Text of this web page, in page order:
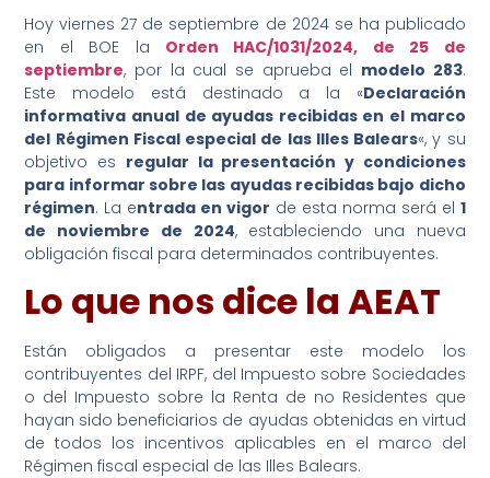
Hoy viernes 27 de septiembre de 2024 se ha publicado
en el BOE la Orden HAC/1031/2024, de 25 de
septiembre, por la cual se aprueba el modelo 283.
Este modelo está destinado a la «Declaración
informativa anual de ayudas recibidas en el marco
del Régimen Fiscal especial de las Illes Balears«, y su
objetivo es regular la presentación y condiciones
para informar sobre las ayudas recibidas bajo dicho
régimen. La entrada en vigor de esta norma será el 1
de noviembre de 2024, estableciendo una nueva
obligación fiscal para determinados contribuyentes.
Lo que nos dice la AEAT
Están obligados a presentar este modelo los
contribuyentes del IRPF, del Impuesto sobre Sociedades
o del Impuesto sobre la Renta de no Residentes que
hayan sido beneficiarios de ayudas obtenidas en virtud
de todos los incentivos aplicables en el marco del
Régimen fiscal especial de las Illes Balears.